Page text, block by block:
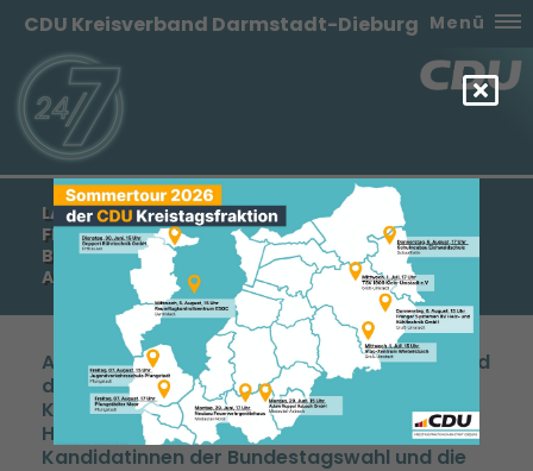
CDU Kreisverband Darmstadt-Dieburg Menü
LANDESDELEGIERTENTAG AM 19. AUGUST IN
FRANKFURT MIT VORSTELLUNG DER
BUNDESTAGSKANDIDATINNEN UND DES
ANTRAGES DER FU DA-DI
Am Landesdelegiertentag nahm der Vorstand
der FU Darmstadt-Dieburg teil. Frau Müller-
Klepper, die Landesvorsitzende der FU
Hessen, begrüßte die Teilnehmer und die
Kandidatinnen der Bundestagswahl und die